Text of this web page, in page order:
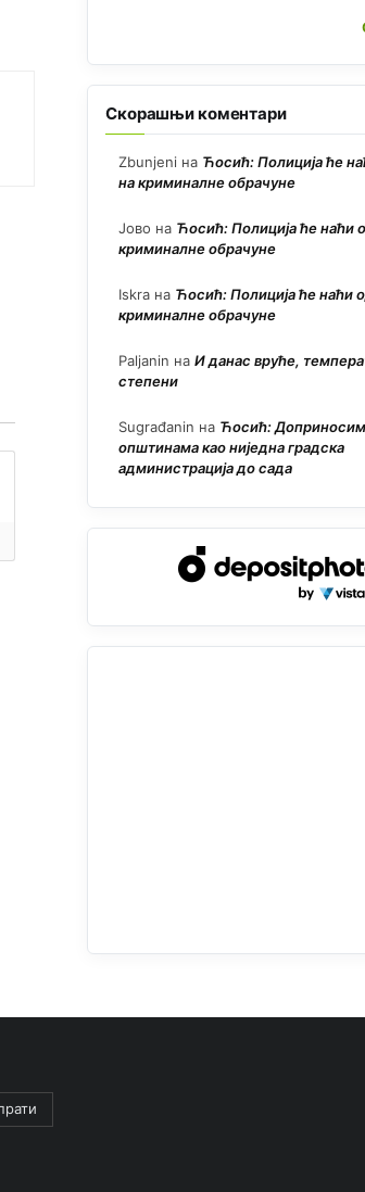
Скорашњи коментари
Zbunjeni на Ћосић: Полиција ће
на криминалне обрачуне
Јово на Ћосић: Полиција ће наћи
криминалне обрачуне
Iskra на Ћосић: Полиција ће наћи
криминалне обрачуне
Paljanin на И данас вруће,
степени
Sugrađanin на Ћосић:
општинама као ниједна градска
администрација до сада